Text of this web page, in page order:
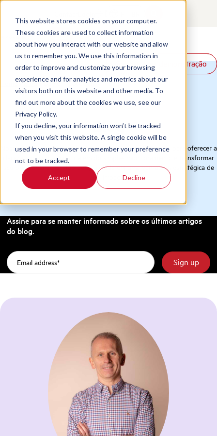
This website stores cookies on your computer.
These cookies are used to collect information
about how you interact with our website and allow
us to remember you. We use this information in
order to improve and customize your browsing
experience and for analytics and metrics about our
visitors both on this website and other media. To
find out more about the cookies we use, see our
Privacy Policy.
If you decline, your information won’t be tracked
when you visit this website. A single cookie will be
used in your browser to remember your preference
not to be tracked.
Accept Decline
Produtos
Soluções
Recursos
Solicite uma demonstração
Solicite uma demonstração
Home / Blog / David McGeough
Blog
Nossa coleção de recursos é meticulosamente selecionada para oferecer a
clareza necessária para ir além do simples monitoramento e transformar
seu programa de gestão de qualidade em uma vantagem estratégica de
alto impacto.
Assine para se manter informado sobre os últimos artigos
do blog.